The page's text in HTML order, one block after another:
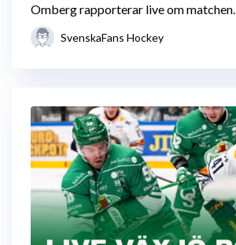
Omberg rapporterar live om matchen.
SvenskaFans Hockey